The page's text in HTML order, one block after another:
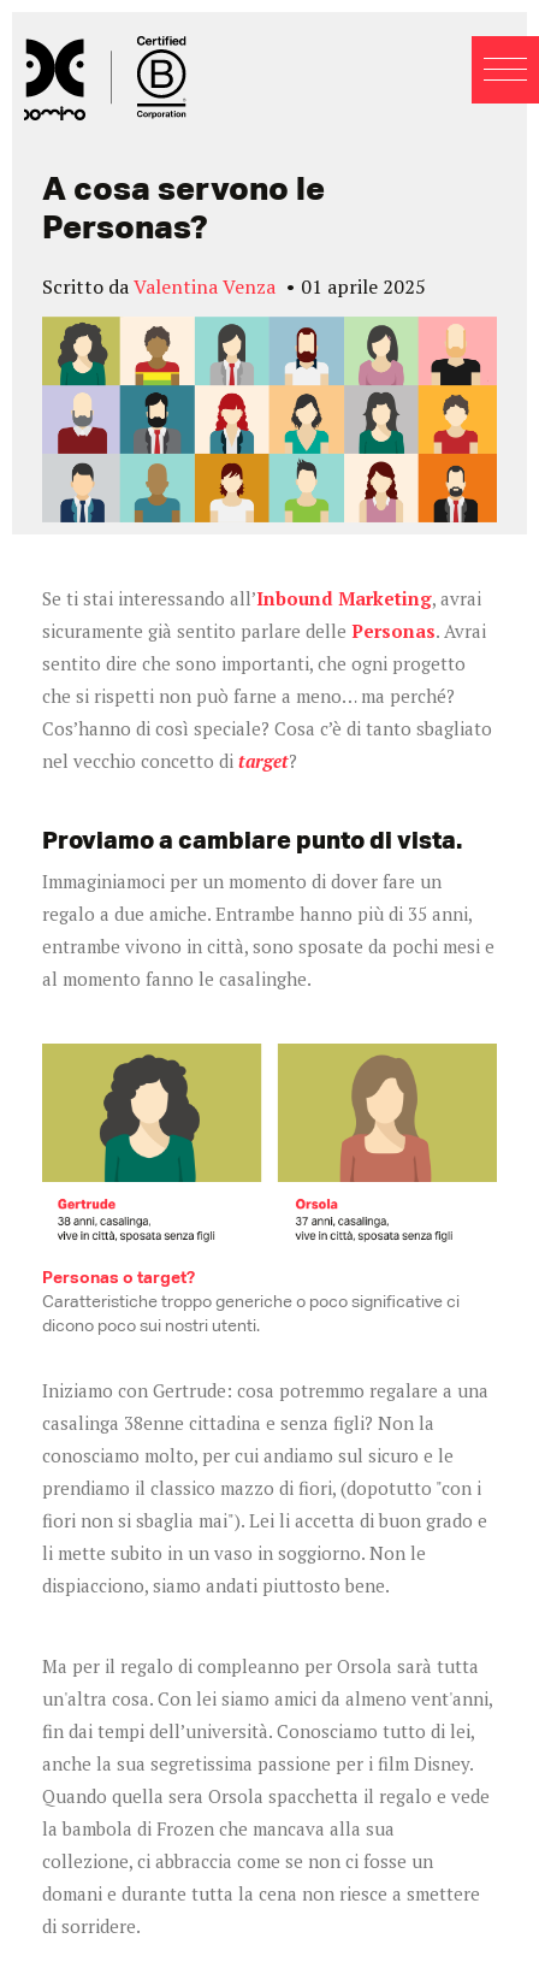
Blog
A cosa servono le
Personas?
Scritto daValentina Venza 01 aprile 2025
Se ti stai interessando all’Inbound Marketing, avrai
sicuramente già sentito parlare delle Personas. Avrai
sentito dire che sono importanti, che ogni progetto
che si rispetti non può farne a meno… ma perché?
Cos’hanno di così speciale? Cosa c’è di tanto sbagliato
nel vecchio concetto di target?
Proviamo a cambiare punto di vista.
Immaginiamoci per un momento di dover fare un
regalo a due amiche. Entrambe hanno più di 35 anni,
entrambe vivono in città, sono sposate da pochi mesi e
al momento fanno le casalinghe.
Personas o target?
Caratteristiche troppo generiche o poco significative ci
dicono poco sui nostri utenti.
Iniziamo con Gertrude: cosa potremmo regalare a una
casalinga 38enne cittadina e senza figli? Non la
conosciamo molto, per cui andiamo sul sicuro e le
prendiamo il classico mazzo di fiori, (dopotutto "con i
fiori non si sbaglia mai"). Lei li accetta di buon grado e
li mette subito in un vaso in soggiorno. Non le
dispiacciono, siamo andati piuttosto bene.
Ma per il regalo di compleanno per Orsola sarà tutta
un'altra cosa. Con lei siamo amici da almeno vent'anni,
fin dai tempi dell’università. Conosciamo tutto di lei,
anche la sua segretissima passione per i film Disney.
Quando quella sera Orsola spacchetta il regalo e vede
la bambola di Frozen che mancava alla sua
collezione, ci abbraccia come se non ci fosse un
domani e durante tutta la cena non riesce a smettere
di sorridere.